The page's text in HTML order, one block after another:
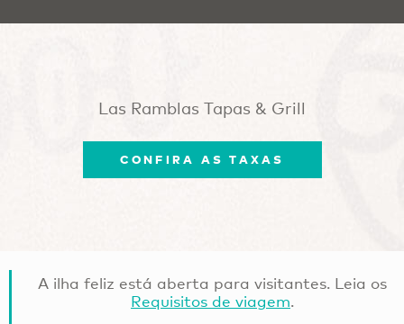
Las Ramblas Tapas & Grill
CONFIRA AS TAXAS
A ilha feliz está aberta para visitantes. Leia os
Requisitos de viagem.